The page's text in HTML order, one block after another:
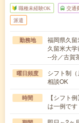
職種未経験OK 交通
派遣
勤務地
福岡県久留
久留米大
--分／古賀
曜日頻度
シフト制
相談OK
時間
【シフト
は一例で